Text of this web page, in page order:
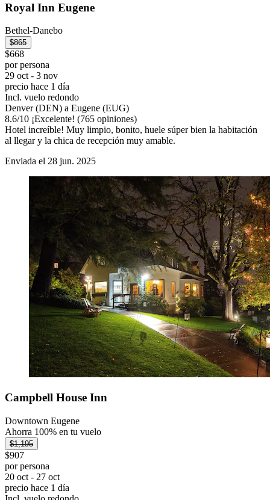
Royal Inn Eugene
Bethel-Danebo
$865
$668
por persona
29 oct - 3 nov
precio hace 1 día
Incl. vuelo redondo
Denver (DEN) a Eugene (EUG)
8.6/10 ¡Excelente! (765 opiniones)
Hotel increíble! Muy limpio, bonito, huele súper bien la habitación
al llegar y la chica de recepción muy amable.
Enviada el 28 jun. 2025
Campbell House Inn
Downtown Eugene
Ahorra 100% en tu vuelo
$1,195
$907
por persona
20 oct - 27 oct
precio hace 1 día